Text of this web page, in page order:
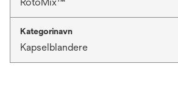
Kategorinavn
Kapselblandere